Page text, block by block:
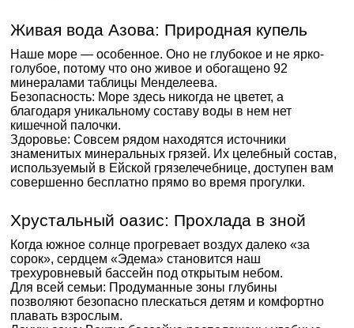
Живая вода Азова: Природная купель
Наше море — особенное. Оно не глубокое и не ярко-
голубое, потому что оно живое и обогащено 92
минералами таблицы Менделеева.
Безопасность: Море здесь никогда не цветет, а
благодаря уникальному составу воды в нем нет
кишечной палочки.
Здоровье: Совсем рядом находятся источники
знаменитых минеральных грязей. Их целебный состав,
используемый в Ейской грязелечебнице, доступен вам
совершенно бесплатно прямо во время прогулки.
Хрустальный оазис: Прохлада в зной
Когда южное солнце прогревает воздух далеко «за
сорок», сердцем «Эдема» становится наш
трехуровневый бассейн под открытым небом.
Для всей семьи: Продуманные зоны глубины
позволяют безопасно плескаться детям и комфортно
плавать взрослым.